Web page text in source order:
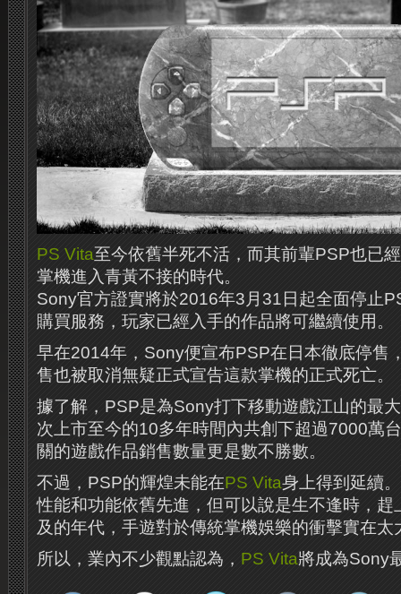
PS Vita至今依舊半死不活，而其前輩PSP也已
掌機進入青黃不接的時代。
Sony官方證實將於2016年3月31日起全面停止
購買服務，玩家已經入手的作品將可繼續使用。
早在2014年，Sony便宣布PSP在日本徹底停售
售也被取消無疑正式宣告這款掌機的正式死亡。
據了解，PSP是為Sony打下移動遊戲江山的最
次上市至今的10多年時間內共創下超過7000萬
關的遊戲作品銷售數量更是數不勝數。
不過，PSP的輝煌未能在PS Vita身上得到延續
性能和功能依舊先進，但可以說是生不逢時，趕
及的年代，手遊對於傳統掌機娛樂的衝擊實在太
所以，業內不少觀點認為， PS Vita將成為Sony